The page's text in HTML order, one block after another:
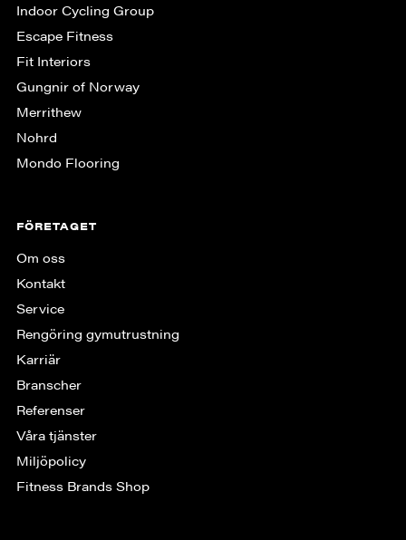
Indoor Cycling Group
Escape Fitness
Fit Interiors
Gungnir of Norway
Merrithew
Nohrd
Mondo Flooring
FÖRETAGET
Om oss
Kontakt
Service
Rengöring gymutrustning
Karriär
Branscher
Referenser
Våra tjänster
Miljöpolicy
Fitness Brands Shop